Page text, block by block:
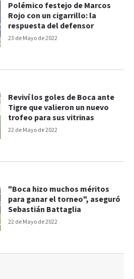
23 de Mayo de 2022
Polémico festejo de Marcos
Rojo con un cigarrillo: la
respuesta del defensor
22 de Mayo de 2022
Reviví los goles de Boca ante
Tigre que valieron un nuevo
trofeo para sus vitrinas
22 de Mayo de 2022
"Boca hizo muchos méritos
para ganar el torneo", aseguró
Sebastián Battaglia